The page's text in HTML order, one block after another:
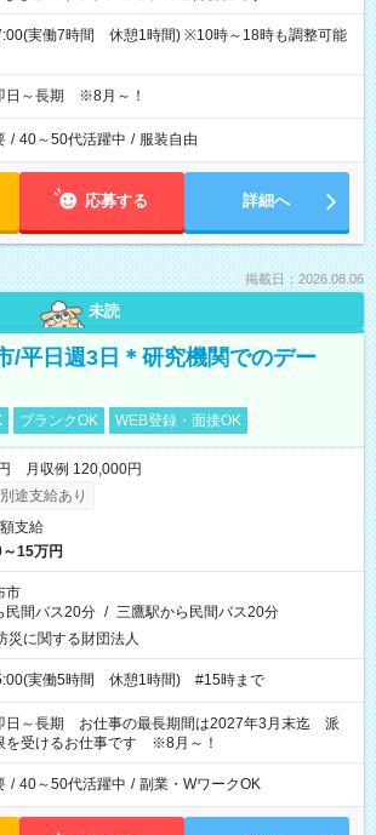
実働7時間 休憩1時間) ※10時～18時も調整可能
日～長期 ※8月～！
/ 40～50代活躍中 / 服装自由
応募する 詳細へ
掲載日：2026.08.06
未読
/平日週3日＊研究機関でのデー
ブランクOK WEB登録・面接OK
月収例 120,000円
途支給あり
支給
15万円
市
民間バス20分 / 三鷹駅から民間バス20分
災に関する財団法人
実働5時間 休憩1時間) #15時まで
日～長期 お仕事の最長期間は2027年3月末迄 派
を受けるお仕事です ※8月～！
/ 40～50代活躍中 / 副業・WワークOK